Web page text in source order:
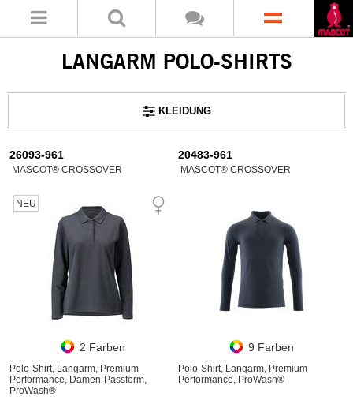
LANGARM POLO-SHIRTS
KLEIDUNG
26093-961
MASCOT® CROSSOVER
NEU
2 Farben
Polo-Shirt, Langarm, Premium
Performance, Damen-Passform,
ProWash®
20483-961
MASCOT® CROSSOVER
9 Farben
Polo-Shirt, Langarm, Premium
Performance, ProWash®